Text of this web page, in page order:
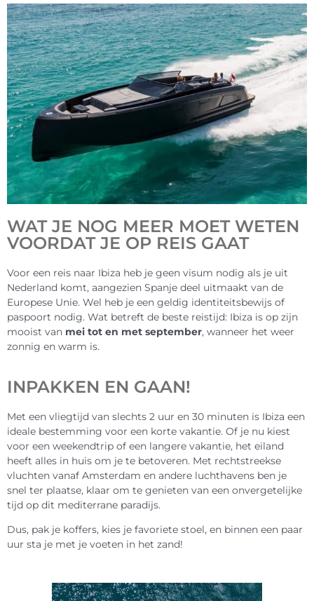
WAT JE NOG MEER MOET WETEN
VOORDAT JE OP REIS GAAT
Voor een reis naar Ibiza heb je geen visum nodig als je uit
Nederland komt, aangezien Spanje deel uitmaakt van de
Europese Unie. Wel heb je een geldig identiteitsbewijs of
paspoort nodig. Wat betreft de beste reistijd: Ibiza is op zijn
mooist van mei tot en met september, wanneer het weer
zonnig en warm is.
INPAKKEN EN GAAN!
Met een vliegtijd van slechts 2 uur en 30 minuten is Ibiza een
ideale bestemming voor een korte vakantie. Of je nu kiest
voor een weekendtrip of een langere vakantie, het eiland
heeft alles in huis om je te betoveren. Met rechtstreekse
vluchten vanaf Amsterdam en andere luchthavens ben je
snel ter plaatse, klaar om te genieten van een onvergetelijke
tijd op dit mediterrane paradijs.
Dus, pak je koffers, kies je favoriete stoel, en binnen een paar
uur sta je met je voeten in het zand!